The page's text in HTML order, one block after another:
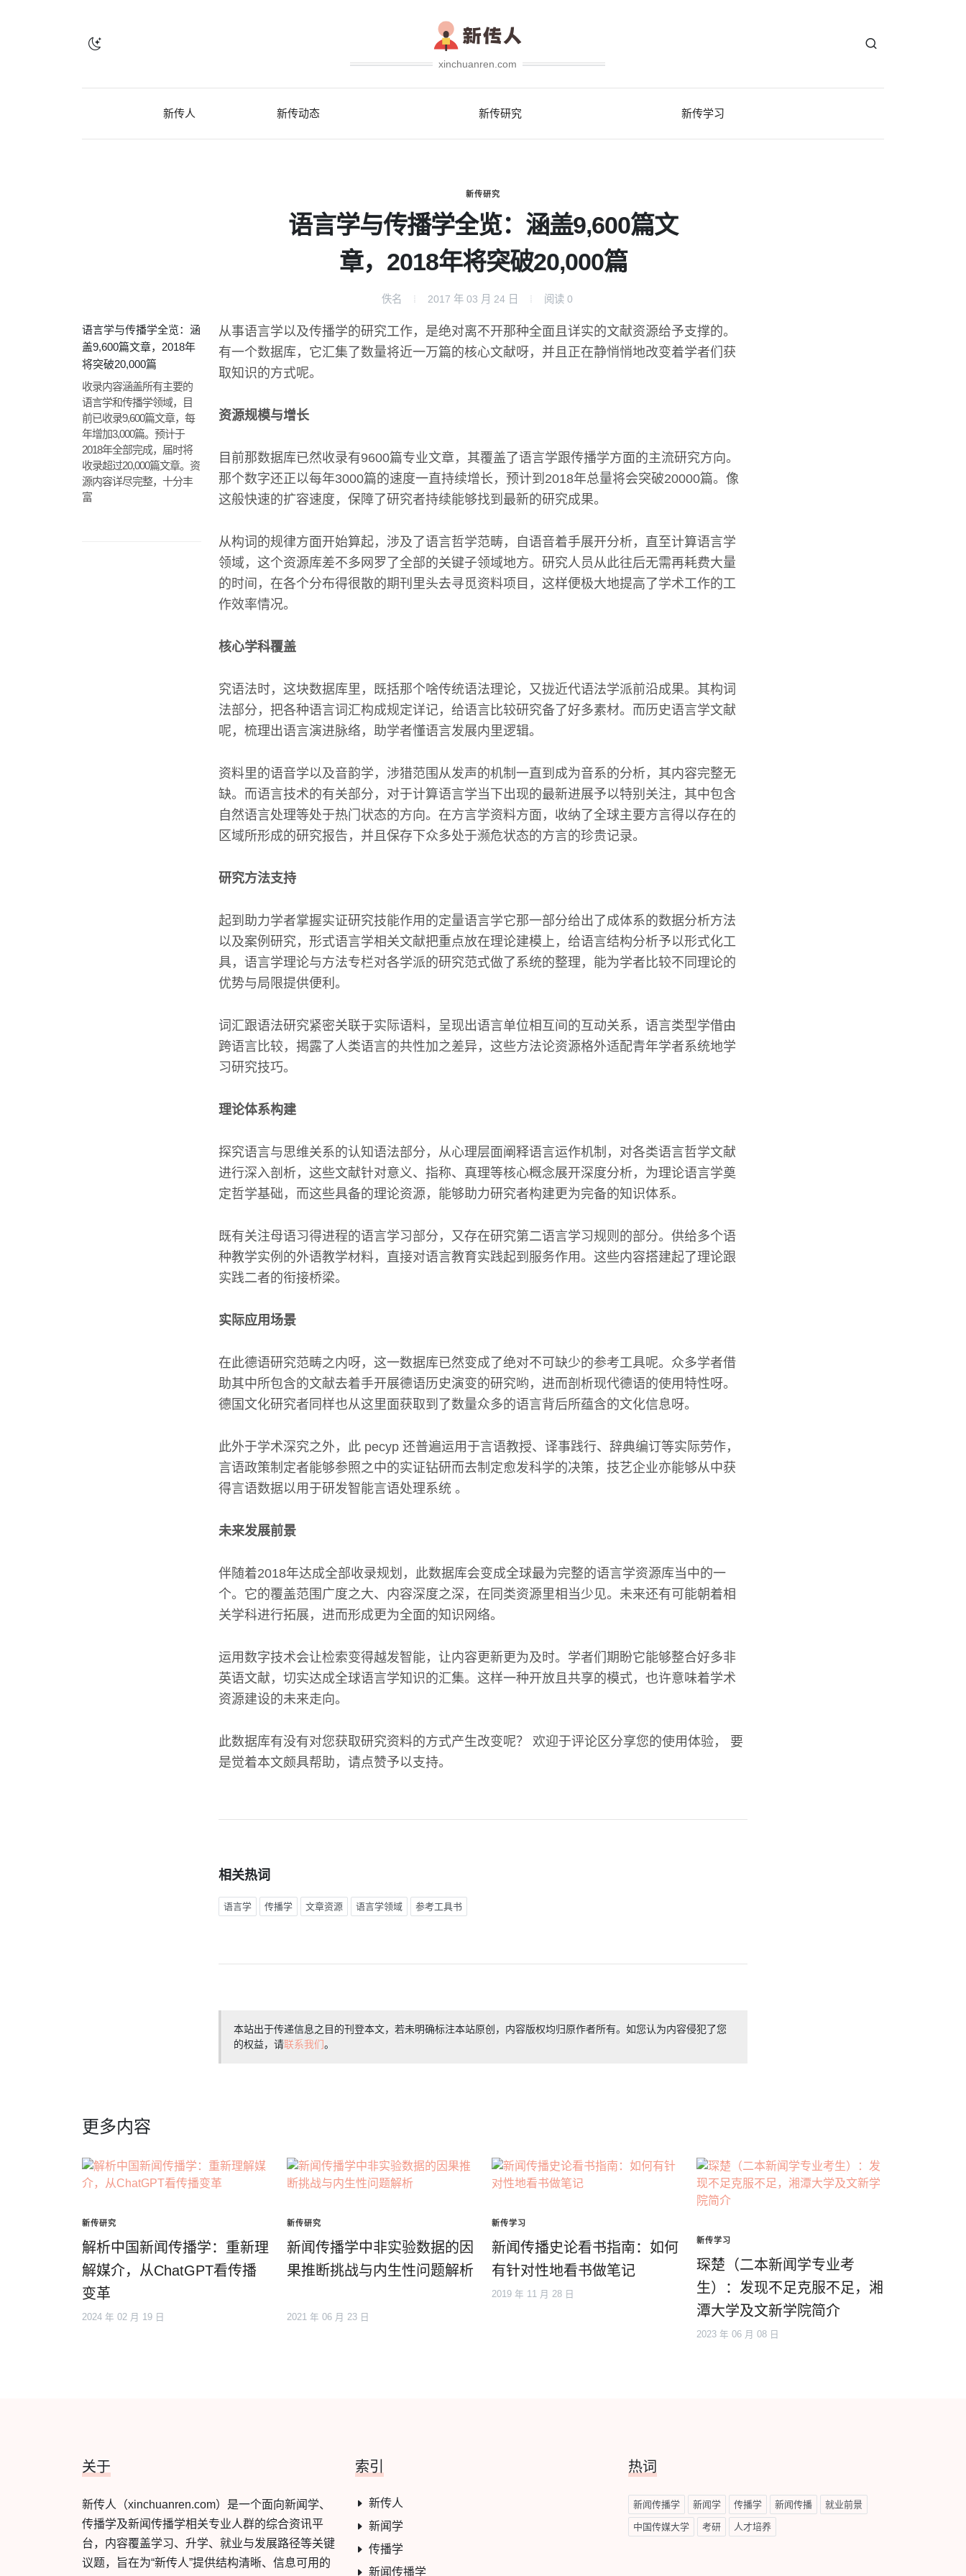
xinchuanren.com
新传人 新传动态 新传研究 新传学习
新传研究
语言学与传播学全览：涵盖9,600篇文
章，2018年将突破20,000篇
佚名 2017 年 03 月 24 日 阅读 0
语言学与传播学全览：涵
盖9,600篇文章，2018年
将突破20,000篇
收录内容涵盖所有主要的
语言学和传播学领域，目
前已收录9,600篇文章，每
年增加3,000篇。预计于
2018年全部完成，届时将
收录超过20,000篇文章。资
源内容详尽完整，十分丰
富
从事语言学以及传播学的研究工作，是绝对离不开那种全面且详实的文献资源给予支撑的。
有一个数据库，它汇集了数量将近一万篇的核心文献呀，并且正在静悄悄地改变着学者们获
取知识的方式呢。
资源规模与增长
目前那数据库已然收录有9600篇专业文章，其覆盖了语言学跟传播学方面的主流研究方向。
那个数字还正以每年3000篇的速度一直持续增长，预计到2018年总量将会突破20000篇。像
这般快速的扩容速度，保障了研究者持续能够找到最新的研究成果。
从构词的规律方面开始算起，涉及了语言哲学范畴，自语音着手展开分析，直至计算语言学
领域，这个资源库差不多网罗了全部的关键子领域地方。研究人员从此往后无需再耗费大量
的时间，在各个分布得很散的期刊里头去寻觅资料项目，这样便极大地提高了学术工作的工
作效率情况。
核心学科覆盖
究语法时，这块数据库里，既括那个啥传统语法理论，又拢近代语法学派前沿成果。其构词
法部分，把各种语言词汇构成规定详记，给语言比较研究备了好多素材。而历史语言学文献
呢，梳理出语言演进脉络，助学者懂语言发展内里逻辑。
资料里的语音学以及音韵学，涉猎范围从发声的机制一直到成为音系的分析，其内容完整无
缺。而语言技术的有关部分，对于计算语言学当下出现的最新进展予以特别关注，其中包含
自然语言处理等处于热门状态的方向。在方言学资料方面，收纳了全球主要方言得以存在的
区域所形成的研究报告，并且保存下众多处于濒危状态的方言的珍贵记录。
研究方法支持
起到助力学者掌握实证研究技能作用的定量语言学它那一部分给出了成体系的数据分析方法
以及案例研究，形式语言学相关文献把重点放在理论建模上，给语言结构分析予以形式化工
具，语言学理论与方法专栏对各学派的研究范式做了系统的整理，能为学者比较不同理论的
优势与局限提供便利。
词汇跟语法研究紧密关联于实际语料，呈现出语言单位相互间的互动关系，语言类型学借由
跨语言比较，揭露了人类语言的共性加之差异，这些方法论资源格外适配青年学者系统地学
习研究技巧。
理论体系构建
探究语言与思维关系的认知语法部分，从心理层面阐释语言运作机制，对各类语言哲学文献
进行深入剖析，这些文献针对意义、指称、真理等核心概念展开深度分析，为理论语言学奠
定哲学基础，而这些具备的理论资源，能够助力研究者构建更为完备的知识体系。
既有关注母语习得进程的语言学习部分，又存在研究第二语言学习规则的部分。供给多个语
种教学实例的外语教学材料，直接对语言教育实践起到服务作用。这些内容搭建起了理论跟
实践二者的衔接桥梁。
实际应用场景
在此德语研究范畴之内呀，这一数据库已然变成了绝对不可缺少的参考工具呢。众多学者借
助其中所包含的文献去着手开展德语历史演变的研究哟，进而剖析现代德语的使用特性呀。
德国文化研究者同样也从这里面获取到了数量众多的语言背后所蕴含的文化信息呀。
此外于学术深究之外，此 ресур 还普遍运用于言语教授、译事践行、辞典编订等实际劳作，
言语政策制定者能够参照之中的实证钻研而去制定愈发科学的决策，技艺企业亦能够从中获
得言语数据以用于研发智能言语处理系统 。
未来发展前景
伴随着2018年达成全部收录规划，此数据库会变成全球最为完整的语言学资源库当中的一
个。它的覆盖范围广度之大、内容深度之深，在同类资源里相当少见。未来还有可能朝着相
关学科进行拓展，进而形成更为全面的知识网络。
运用数字技术会让检索变得越发智能，让内容更新更为及时。学者们期盼它能够整合好多非
英语文献，切实达成全球语言学知识的汇集。这样一种开放且共享的模式，也许意味着学术
资源建设的未来走向。
此数据库有没有对您获取研究资料的方式产生改变呢？ 欢迎于评论区分享您的使用体验， 要
是觉着本文颇具帮助，请点赞予以支持。
相关热词
语言学 传播学 文章资源 语言学领域 参考工具书
本站出于传递信息之目的刊登本文，若未明确标注本站原创，内容版权均归原作者所有。如您认为内容侵犯了您
的权益，请联系我们。
更多内容
新传研究
解析中国新闻传播学：重新理
解媒介，从ChatGPT看传播
变革
2024 年 02 月 19 日
新传研究
新闻传播学中非实验数据的因
果推断挑战与内生性问题解析
2021 年 06 月 23 日
新传学习
新闻传播史论看书指南：如何
有针对性地看书做笔记
2019 年 11 月 28 日
新传学习
琛楚（二本新闻学专业考
生）：发现不足克服不足，湘
潭大学及文新学院简介
2023 年 06 月 08 日
关于
新传人（xinchuanren.com）是一个面向新闻学、
传播学及新闻传播学相关专业人群的综合资讯平
台，内容覆盖学习、升学、就业与发展路径等关键
议题，旨在为“新传人”提供结构清晰、信息可用的
索引
新传人
新闻学
传播学
新闻传播学
热词
新闻传播学 新闻学 传播学 新闻传播 就业前景
中国传媒大学 考研 人才培养